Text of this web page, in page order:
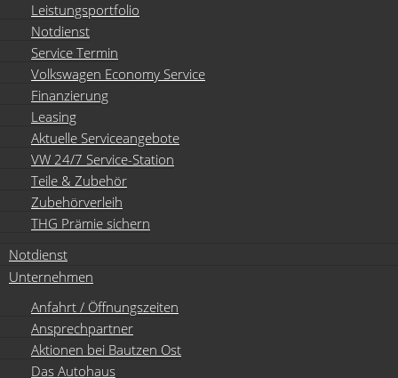
Leistungsportfolio
Notdienst
Service Termin
Volkswagen Economy Service
Finanzierung
Leasing
Aktuelle Serviceangebote
VW 24/7 Service-Station
Teile & Zubehör
Zubehörverleih
THG Prämie sichern
Notdienst
Unternehmen
Anfahrt / Öffnungszeiten
Ansprechpartner
Aktionen bei Bautzen Ost
Das Autohaus